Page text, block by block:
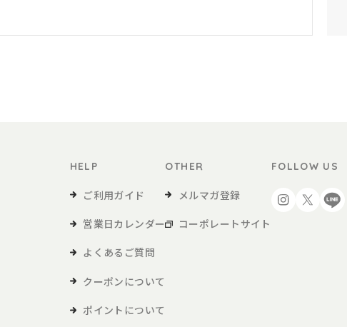
HELP
ご利用ガイド
営業日カレンダー
よくあるご質問
クーポンについて
ポイントについて
OTHER
メルマガ登録
コーポレートサイト
FOLLOW US